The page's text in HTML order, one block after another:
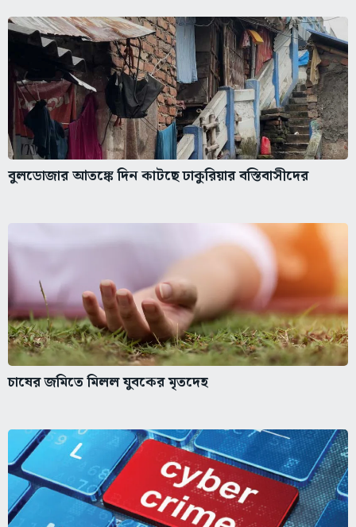
বুলডোজার আতঙ্কে দিন কাটছে ঢাকুরিয়ার বস্তিবাসীদের
চাষের জমিতে মিলল যুবকের মৃতদেহ